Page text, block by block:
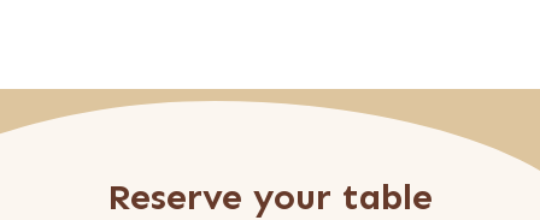
Reserve your table